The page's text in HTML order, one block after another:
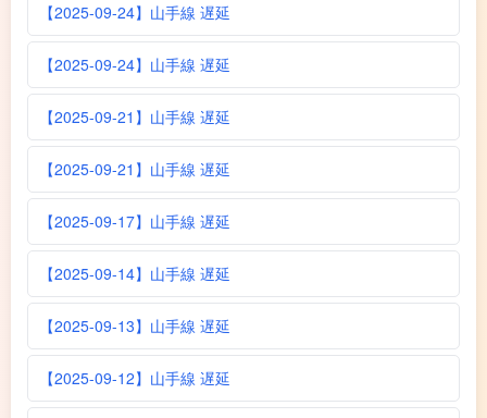
【2025-09-24】山手線 遅延
【2025-09-24】山手線 遅延
【2025-09-21】山手線 遅延
【2025-09-21】山手線 遅延
【2025-09-17】山手線 遅延
【2025-09-14】山手線 遅延
【2025-09-13】山手線 遅延
【2025-09-12】山手線 遅延